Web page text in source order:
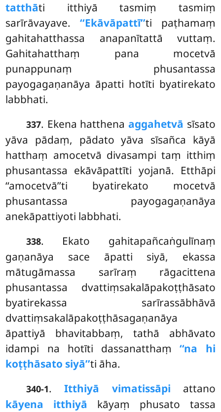
tatthāti itthiyā tasmiṃ tasmiṃ
sarīrāvayave. ‘‘Ekāvāpattī’’ti paṭhamaṃ
gahitahatthassa anapanītattā vuttaṃ.
Gahitahatthaṃ pana mocetvā
punappunaṃ phusantassa
payogagaṇanāya āpatti hotīti byatirekato
labbhati.
337. Ekena hatthena aggahetvā sīsato
yāva pādaṃ, pādato yāva sīsañca kāyā
hatthaṃ amocetvā divasampi taṃ itthiṃ
phusantassa ekāvāpattīti yojanā. Etthāpi
‘‘amocetvā’’ti byatirekato mocetvā
phusantassa payogagaṇanāya
anekāpattiyoti labbhati.
338. Ekato gahitapañcaṅgulīnaṃ
gaṇanāya sace āpatti siyā, ekassa
mātugāmassa sarīraṃ rāgacittena
phusantassa dvattiṃsakalāpakoṭṭhāsato
byatirekassa sarīrassābhāvā
dvattiṃsakalāpakoṭṭhāsagaṇanāya
āpattiyā bhavitabbaṃ, tathā abhāvato
idampi na hotīti dassanatthaṃ‘‘na hi
koṭṭhāsato siyā’’ti āha.
340-1.Itthiyā vimatissāpi attano
kāyena itthiyā kāyaṃ phusato tassa